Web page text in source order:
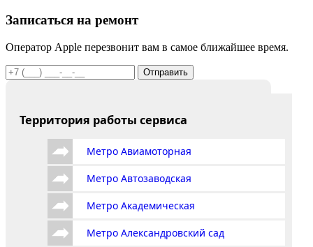
Записаться на ремонт
Оператор Apple перезвонит вам в самое ближайшее время.
Отправить
Территория работы сервиса
Метро Авиамоторная
Метро Автозаводская
Метро Академическая
Метро Александровский сад